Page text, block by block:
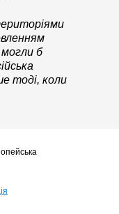
б
тоді, коли